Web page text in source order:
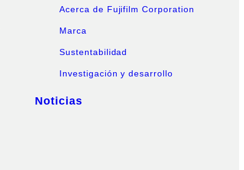
Acerca de Fujifilm Corporation
Marca
Sustentabilidad
Investigación y desarrollo
Noticias